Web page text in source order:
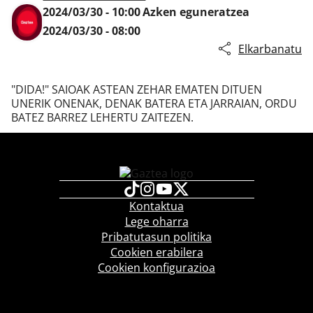
2024/03/30 - 10:00Azken eguneratzea
2024/03/30 - 08:00
Elkarbanatu
"DIDA!" SAIOAK ASTEAN ZEHAR EMATEN DITUEN
UNERIK ONENAK, DENAK BATERA ETA JARRAIAN, ORDU
BATEZ BARREZ LEHERTU ZAITEZEN.
Kontaktua
Lege oharra
Pribatutasun politika
Cookien erabilera
Cookien konfigurazioa